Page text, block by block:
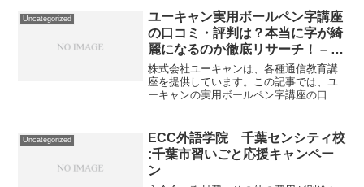
EMSトレーニングはわずか20...
Uncategorized
ユーキャン実用ボールペン字講座
の口コミ・評判は？本当に字が綺
麗になるのか徹底リサーチ！ – 習
い事大全
株式会社ユーキャンは、各種通信教育講
座を提供しています。この記事では、ユ
ーキャンの実用ボールペン字講座の口コ
ペン字講座を検討している方必見の内容
となっています。「ユーキャ...
Uncategorized
ECC外語学院 千葉センシティ校
:千葉市習いごと応援キャンペー
ン